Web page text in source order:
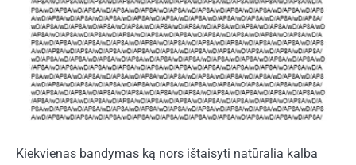
Kiekvienas bandymas ką nors ištaisyti natūralia kalba